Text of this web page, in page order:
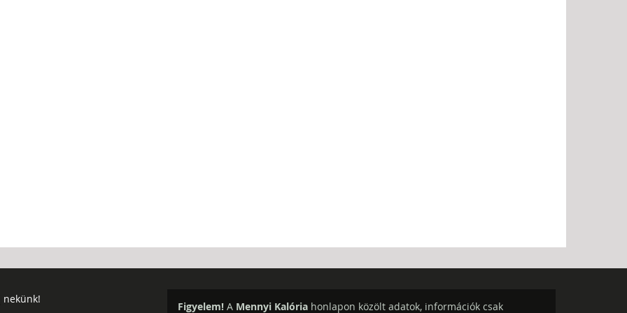
nekünk!
Figyelem! A Mennyi Kalória honlapon közölt adatok, információk csak